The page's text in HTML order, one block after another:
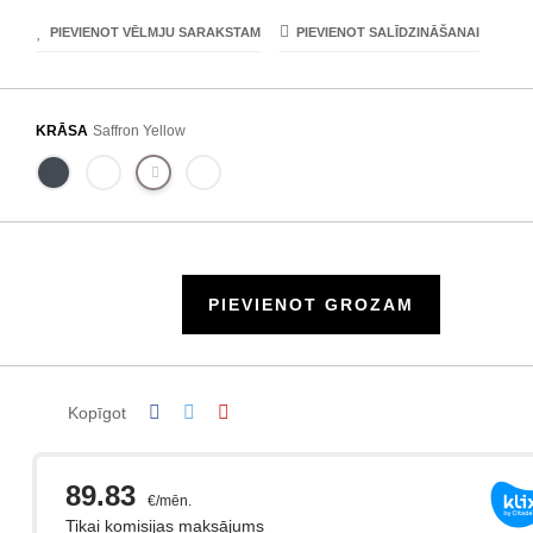
PIEVIENOT VĒLMJU SARAKSTAM PIEVIENOT SALĪDZINĀŠANAI
KRĀSA Saffron Yellow
PIEVIENOT GROZAM
Kopīgot